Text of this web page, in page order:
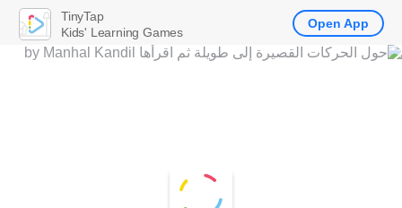
TinyTap
Kids' Learning Games
Open App